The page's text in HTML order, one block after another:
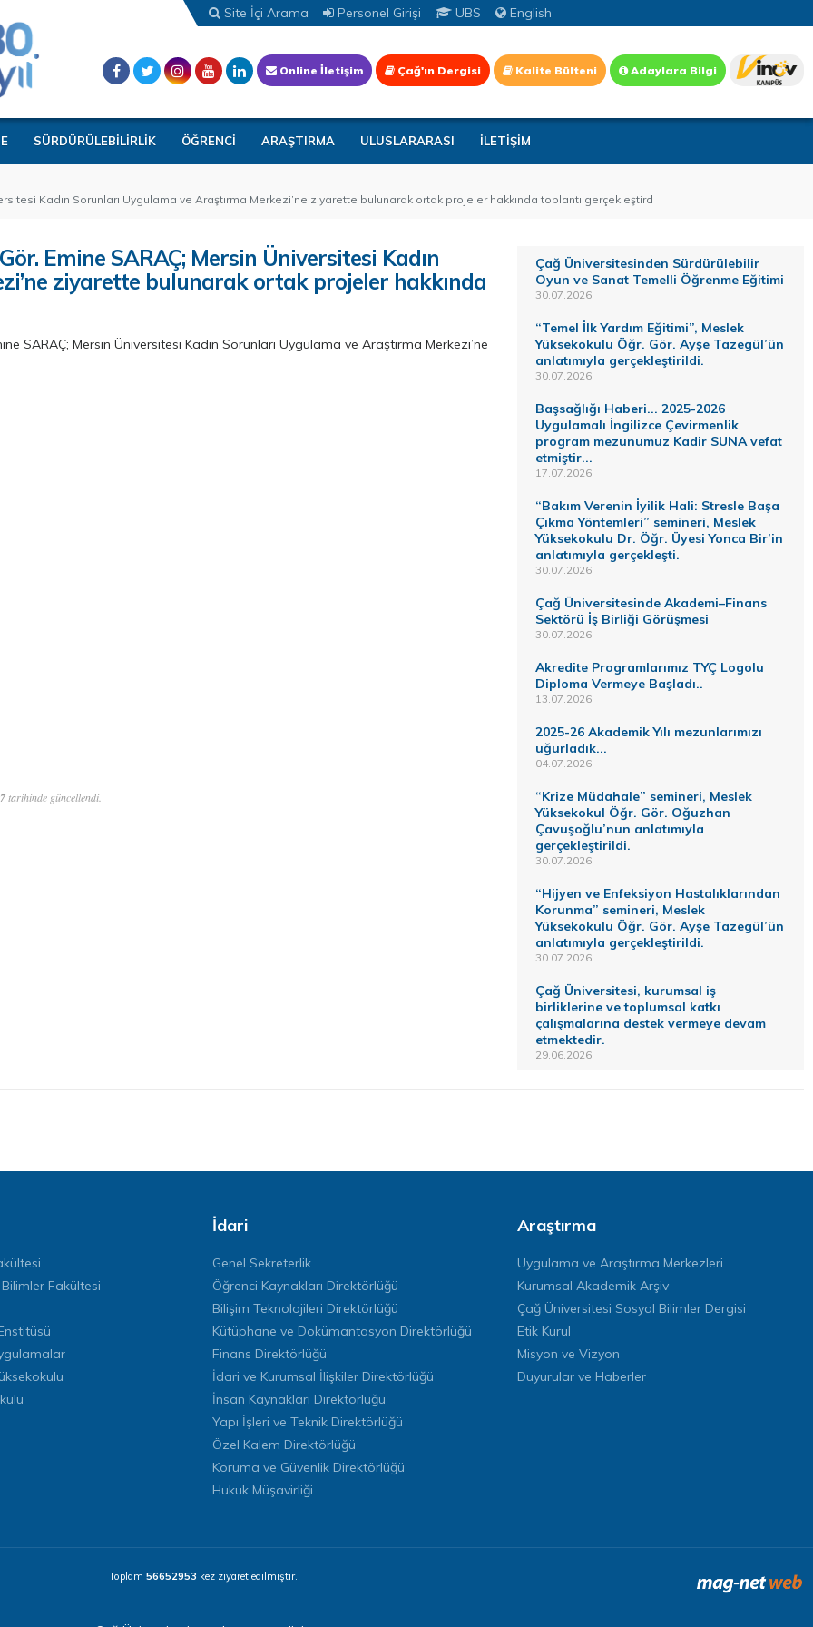
Site İçi Arama Personel Girişi UBS English
Online İletişim Çağ'ın Dergisi Kalite Bülteni Adaylara Bilgi
SÜRDÜRÜLEBİLİRLİK ÖĞRENCİ ARAŞTIRMA ULUSLARARASI İLETİŞİM
Kadın Sorunları Uygulama ve Araştırma Merkezi’ne ziyarette bulunarak ortak projeler hakkında toplantı gerçekleştird
Emine SARAÇ; Mersin Üniversitesi Kadın
ziyarette bulunarak ortak projeler hakkında
SARAÇ; Mersin Üniversitesi Kadın Sorunları Uygulama ve Araştırma Merkezi’ne
tarihinde güncellendi.
Çağ Üniversitesinden Sürdürülebilir
Oyun ve Sanat Temelli Öğrenme Eğitimi
30.07.2026
“Temel İlk Yardım Eğitimi”, Meslek
Yüksekokulu Öğr. Gör. Ayşe Tazegül’ün
anlatımıyla gerçekleştirildi.
30.07.2026
Başsağlığı Haberi... 2025-2026
Uygulamalı İngilizce Çevirmenlik
program mezunumuz Kadir SUNA vefat
etmiştir...
17.07.2026
“Bakım Verenin İyilik Hali: Stresle Başa
Çıkma Yöntemleri” semineri, Meslek
Yüksekokulu Dr. Öğr. Üyesi Yonca Bir’in
anlatımıyla gerçekleşti.
30.07.2026
Çağ Üniversitesinde Akademi–Finans
Sektörü İş Birliği Görüşmesi
30.07.2026
Akredite Programlarımız TYÇ Logolu
Diploma Vermeye Başladı..
13.07.2026
2025-26 Akademik Yılı mezunlarımızı
uğurladık...
04.07.2026
“Krize Müdahale” semineri, Meslek
Yüksekokul Öğr. Gör. Oğuzhan
Çavuşoğlu’nun anlatımıyla
gerçekleştirildi.
30.07.2026
“Hijyen ve Enfeksiyon Hastalıklarından
Korunma” semineri, Meslek
Yüksekokulu Öğr. Gör. Ayşe Tazegül’ün
anlatımıyla gerçekleştirildi.
30.07.2026
Çağ Üniversitesi, kurumsal iş
birliklerine ve toplumsal katkı
çalışmalarına destek vermeye devam
etmektedir.
29.06.2026
Fakültesi
İdari
Genel Sekreterlik
Öğrenci Kaynakları Direktörlüğü
Bilişim Teknolojileri Direktörlüğü
Kütüphane ve Dokümantasyon Direktörlüğü
Finans Direktörlüğü
İdari ve Kurumsal İlişkiler Direktörlüğü
İnsan Kaynakları Direktörlüğü
Yapı İşleri ve Teknik Direktörlüğü
Özel Kalem Direktörlüğü
Koruma ve Güvenlik Direktörlüğü
Hukuk Müşavirliği
Araştırma
Uygulama ve Araştırma Merkezleri
Kurumsal Akademik Arşiv
Çağ Üniversitesi Sosyal Bilimler Dergisi
Etik Kurul
Misyon ve Vizyon
Duyurular ve Haberler
Toplam 56652953 kez ziyaret edilmiştir.